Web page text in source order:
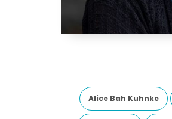
Alice Bah Kuhnke